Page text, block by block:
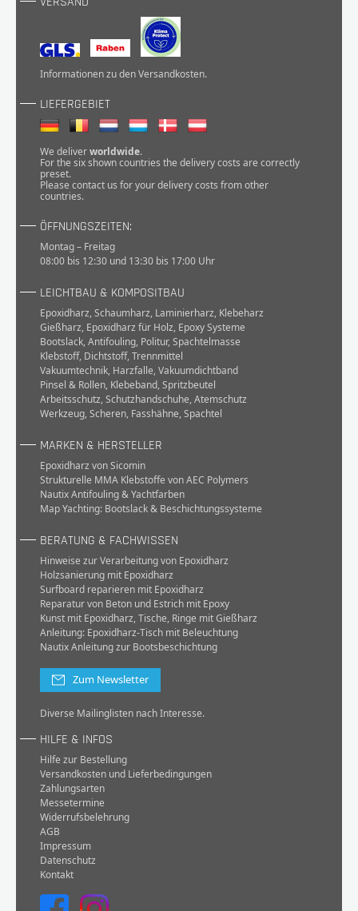
Informationen zu denVersandkosten.
LIEFERGEBIET
We deliverworldwide.
For the six shown countries the delivery costs are correctly
preset.
Please contact us for your delivery costs from other
countries.
ÖFFNUNGSZEITEN:
Montag – Freitag
08:00 bis 12:30 und 13:30 bis 17:00 Uhr
LEICHTBAU & KOMPOSITBAU
Epoxidharz, Schaumharz, Laminierharz, Klebeharz
Gießharz, Epoxidharz für Holz, Epoxy Systeme
Bootslack, Antifouling, Politur, Spachtelmasse
Klebstoff, Dichtstoff, Trennmittel
Vakuumtechnik, Harzfalle, Vakuumdichtband
Pinsel & Rollen, Klebeband, Spritzbeutel
Arbeitsschutz, Schutzhandschuhe, Atemschutz
Werkzeug, Scheren, Fasshähne, Spachtel
MARKEN & HERSTELLER
Epoxidharz von Sicomin
Strukturelle MMA Klebstoffe von AEC Polymers
Nautix Antifouling & Yachtfarben
Map Yachting: Bootslack & Beschichtungssysteme
BERATUNG & FACHWISSEN
Hinweise zur Verarbeitung von Epoxidharz
Holzsanierung mit Epoxidharz
Surfboard reparieren mit Epoxidharz
Reparatur von Beton und Estrich mit Epoxy
Kunst mit Epoxidharz, Tische, Ringe mit Gießharz
Anleitung: Epoxidharz-Tisch mit Beleuchtung
Nautix Anleitung zur Bootsbeschichtung
Zum Newsletter
Diverse Mailinglisten nach Interesse.
HILFE & INFOS
Hilfe zur Bestellung
Versandkosten und Lieferbedingungen
Zahlungsarten
Messetermine
Widerrufsbelehrung
AGB
Impressum
Datenschutz
Kontakt